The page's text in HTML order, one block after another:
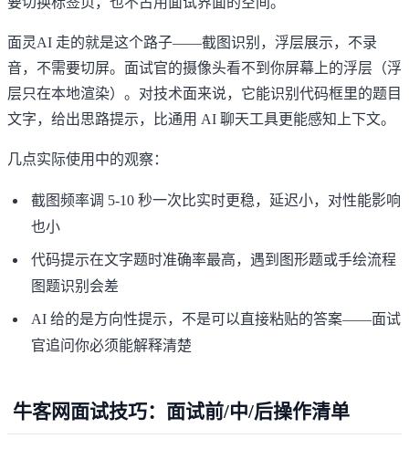
面灵AI 走的就是这个路子——截图识别，浮层展示，不录
音，不需要切屏。面试官的摄像头看不到你屏幕上的浮层（浮
层只在本地渲染）。对技术面来说，它能识别代码框里的题目
文字，给出思路提示，比通用 AI 聊天工具更能感知上下文。
几点实际使用中的观察：
截图频率调 5-10 秒一次比实时更稳，延迟小，对性能影响
也小
代码提示在文字题时准确率最高，遇到图形题或手绘流程
图题识别会差
AI 给的是方向性提示，不是可以直接粘贴的答案——面试
官追问你必须能解释清楚
牛客网面试技巧：面试前/中/后操作清单